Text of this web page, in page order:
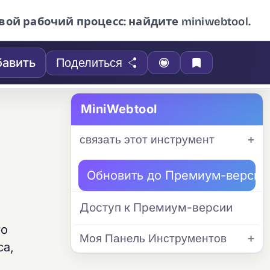
рабочий процесс: найдите miniwebtool.
Поделиться
MiniWebtool
связать этот инструмент
Обновить до Премиум-версии
Доступ к Премиум-версии
Моя Панель Инструментов